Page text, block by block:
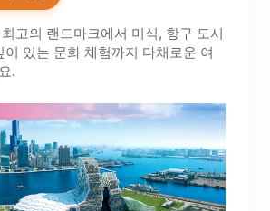
고의 랜드마크에서 미식, 항구 도시
이 있는 문화 체험까지 다채로운 여
.